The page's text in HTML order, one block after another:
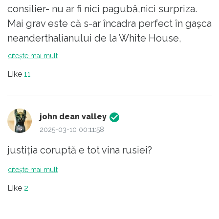
"Armata e cu noi".. etc
Evident că nu le convine că au fost
citiți și că le cad, rând-pe-rând, Așii
Trist e că intelectuali altfel talentați
(nu cei cu căminul în Regie..) au aderat
la acest curent nociv pentru România
consilier- nu ar fi nici pagubă,nici surpriza.
Mai grav este că s-ar încadra perfect în gașca
neanderthalianului de la White House,
alături de Vance și clovnul Musk.
citește mai mult
Like 11
john dean valley
2025-03-10 00:11:58
justiția coruptă e tot vina rusiei?
citește mai mult
Like 2